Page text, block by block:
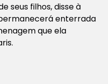
seus filhos, disse à
enterrada
que ela